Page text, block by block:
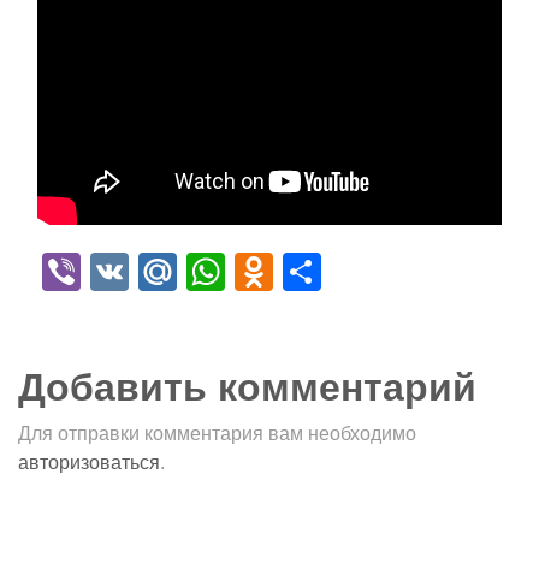
Viber
VK Mail.Ru
WhatsApp
Odnoklassniki
Добавить комментарий
Для отправки комментария вам необходимо
авторизоваться.